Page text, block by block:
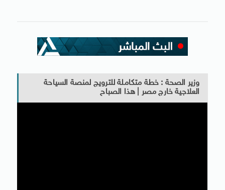
وزير الصحة : خطة متكاملة للترويج لمنصة السياحة
العلاجية خارج مصر | هذا الصباح